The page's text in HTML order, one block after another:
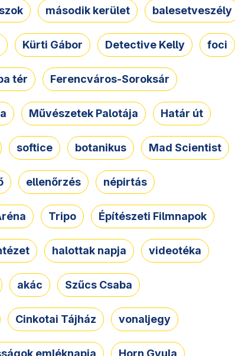
második kerület balesetveszély
Kürti Gábor Detective Kelly foci
tér Ferencváros-Soroksár
Művészetek Palotája Határ út
softice botanikus Mad Scientist
ellenőrzés népirtás
Tripo Építészeti Filmnapok
halottak napja videotéka
akác Szűcs Csaba
Cinkotai Tájház vonaljegy
emléknapja Horn Gyula